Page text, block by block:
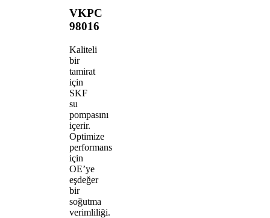
VKPC
98016
Kaliteli
bir
tamirat
için
SKF
su
pompasını
içerir.
Optimize
performans
için
OE’ye
eşdeğer
bir
soğutma
verimliliği.